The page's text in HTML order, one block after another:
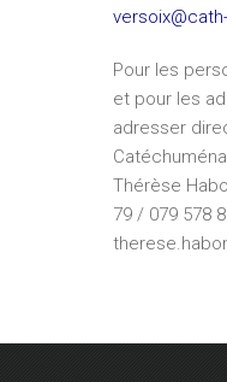
Pour les
et pour les
adresser
Thérèse
79 / 079 578